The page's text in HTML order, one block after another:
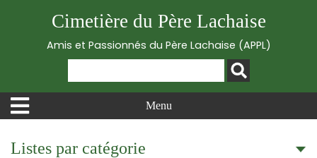
Cimetière du Père Lachaise
Amis et Passionnés du Père Lachaise (APPL)
Menu
Listes par catégorie